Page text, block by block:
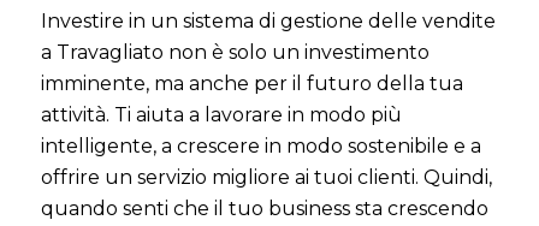
Investire in un sistema di gestione delle vendite
a Travagliato non è solo un investimento
imminente, ma anche per il futuro della tua
attività. Ti aiuta a lavorare in modo più
intelligente, a crescere in modo sostenibile e a
offrire un servizio migliore ai tuoi clienti. Quindi,
quando senti che il tuo business sta crescendo